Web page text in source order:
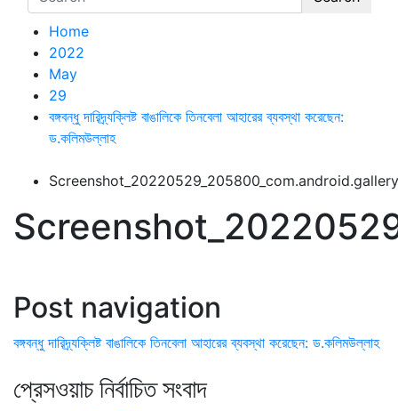
Home
2022
May
29
বঙ্গবন্ধু দারিদ্র্যক্লিষ্ট বাঙালিকে তিনবেলা আহারের ব্যবস্থা করেছেন:
ড.কলিমউল্লাহ
Post navigation
বঙ্গবন্ধু দারিদ্র্যক্লিষ্ট বাঙালিকে তিনবেলা আহারের ব্যবস্থা করেছেন: ড.কলিমউল্লাহ
প্রেসওয়াচ নির্বাচিত সংবাদ